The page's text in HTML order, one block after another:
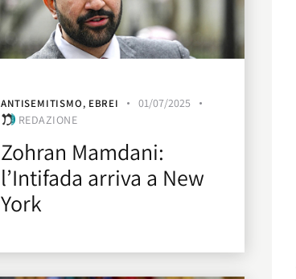
ANTISEMITISMO, EBREI
01/07/2025
REDAZIONE
Zohran Mamdani:
l’Intifada arriva a New
York